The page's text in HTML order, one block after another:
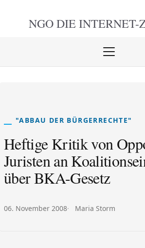
NGO DIE INTERNET-
Menü
"ABBAU DER BÜRGERRECHTE"
Heftige Kritik von
Juristen an
über BKA-Gesetz
Veröffentlicht am:
06. November 2008 Autor:
Maria Storm